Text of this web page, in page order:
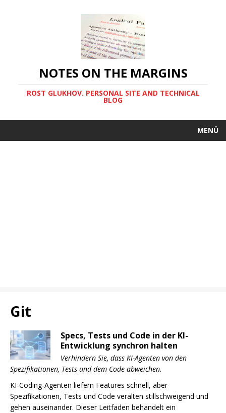
NOTES ON THE MARGINS
ROST GLUKHOV. PERSONAL SITE AND TECHNICAL
BLOG
MENÜ
Git
Specs, Tests und Code in der KI-
Entwicklung synchron halten
Verhindern Sie, dass KI-Agenten von den
Spezifikationen, Tests und dem Code abweichen.
KI-Coding-Agenten liefern Features schnell, aber
Spezifikationen, Tests und Code veralten stillschweigend und
gehen auseinander. Dieser Leitfaden behandelt ein